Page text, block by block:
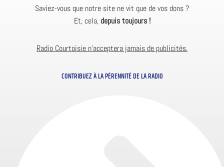
Saviez-vous que notre site ne vit que de vos dons ?
Et, cela, depuis toujours !
Radio Courtoisie n’acceptera jamais de publicités.
CONTRIBUEZ À LA PÉRENNITÉ DE LA RADIO